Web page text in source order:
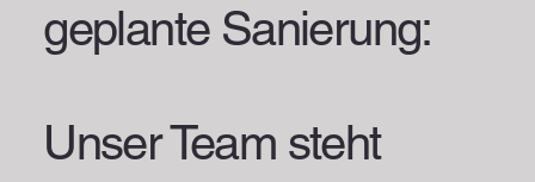
geplante Sanierung:
Unser Team steht